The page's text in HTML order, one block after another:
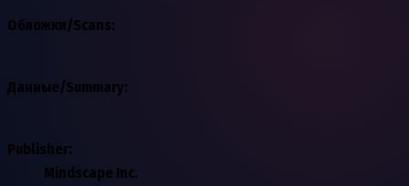
Обложки/Scans:
Данные/Summary:
Publisher:
Mindscape Inc.